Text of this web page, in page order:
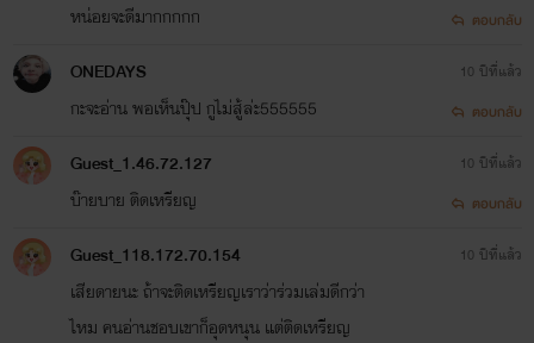
หน่อยจะดีมากกกกก
ตอบกลับ
ONEDAYS
กะจะอ่าน พอเห็นปุ๊ป กูไม่สู้ล่ะ555555
10 ปีที่แล้ว
ตอบกลับ
Guest_1.46.72.127
บ๊ายบาย ติดเหรียญ
10 ปีที่แล้ว
ตอบกลับ
Guest_118.172.70.154
เสียดายนะ ถ้าจะติดเหรียญเราว่าร่วมเล่มดีกว่า
ไหม คนอ่านชอบเขาก็อุดหนุน แต่ติดเหรียญ
10 ปีที่แล้ว